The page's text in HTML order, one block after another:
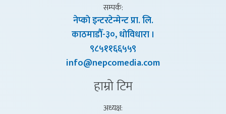
सम्पर्क:
नेप्काे इन्टरटेन्मेन्ट प्रा. लि.
काठमाडाैँ-३०, धाेविधारा ।
९८५११६६५५९
info@nepcomedia.com
हाम्राे टिम
अध्यक्ष: